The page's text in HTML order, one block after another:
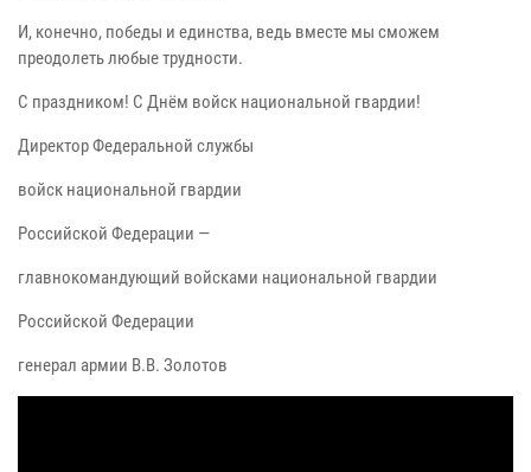
И, конечно, победы и единства, ведь вместе мы сможем
преодолеть любые трудности.
С праздником! С Днём войск национальной гвардии!
Директор Федеральной службы
войск национальной гвардии
Российской Федерации —
главнокомандующий войсками национальной гвардии
Российской Федерации
генерал армии В.В. Золотов